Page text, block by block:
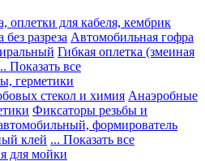
оплетки для кабеля, кембрик
разреза Автомобильная гофра
Гибкая оплетка (змеиная
Показать все
герметики
стекол и химия Анаэробные
Фиксаторы резьбы и
формирователь
клей ... Показать все
для мойки